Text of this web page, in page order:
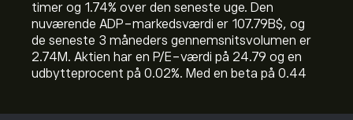
timer og ‎1.74‎% over den seneste uge. Den
nuværende ADP-markedsværdi er 107.79B‎$‎, og
de seneste 3 måneders gennemsnitsvolumen er
2.74M. Aktien har en P/E-værdi på 24.79 og en
udbytteprocent på 0.02%. Med en beta på 0.44